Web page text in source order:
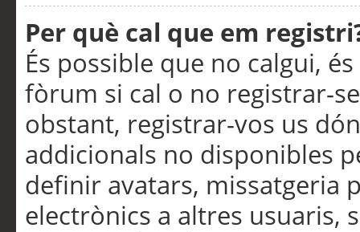
Per què cal que em
És possible que no calgui,
fòrum si cal o no registrar-
obstant, registrar-vos us
addicionals no disponibles
definir avatars, missatgeria
electrònics a altres usuaris,